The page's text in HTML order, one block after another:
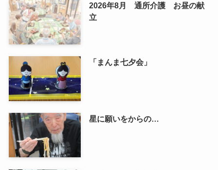
2026年8月 通所介護 お昼の献
立
「まんま七夕会」
星に願いをからの…